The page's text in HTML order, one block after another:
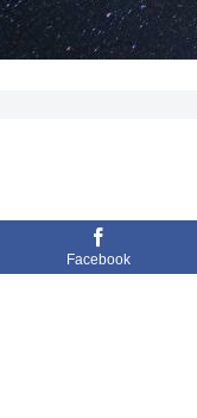
Facebook